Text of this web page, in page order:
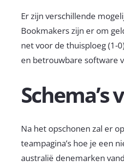
Er zijn verschillende
Bookmakers zijn er om
net voor de thuisploeg (1-
en betrouwbare software
Na het opschonen zal er
teampagina’s hoe je een
australië denemarken